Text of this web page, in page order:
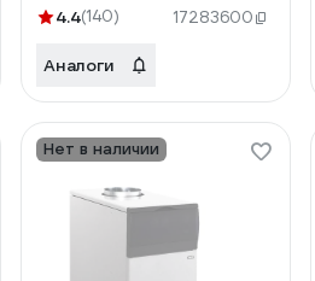
4.4(140) 17283600
Аналоги
Нет в наличии